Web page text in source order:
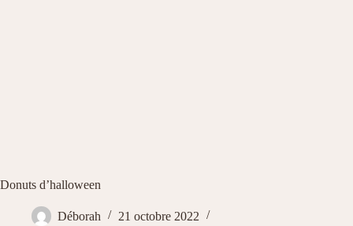
Donuts d’halloween
Déborah
21 octobre 2022